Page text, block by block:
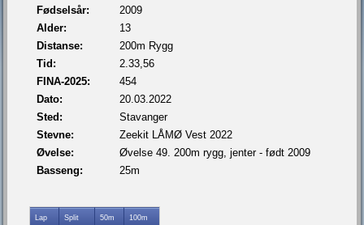
Fødselsår:
2009
Alder:
13
Distanse:
200m Rygg
Tid:
2.33,56
FINA-2025:
454
Dato:
20.03.2022
Sted:
Stavanger
Stevne:
Zeekit LÅMØ Vest 2022
Øvelse:
Øvelse 49. 200m rygg, jenter - født 2009
Basseng:
25m
Lap Split 50m 100m